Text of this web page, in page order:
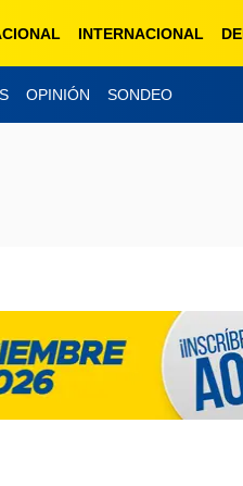
INTERNACIONAL
OPINIÓN SONDEO